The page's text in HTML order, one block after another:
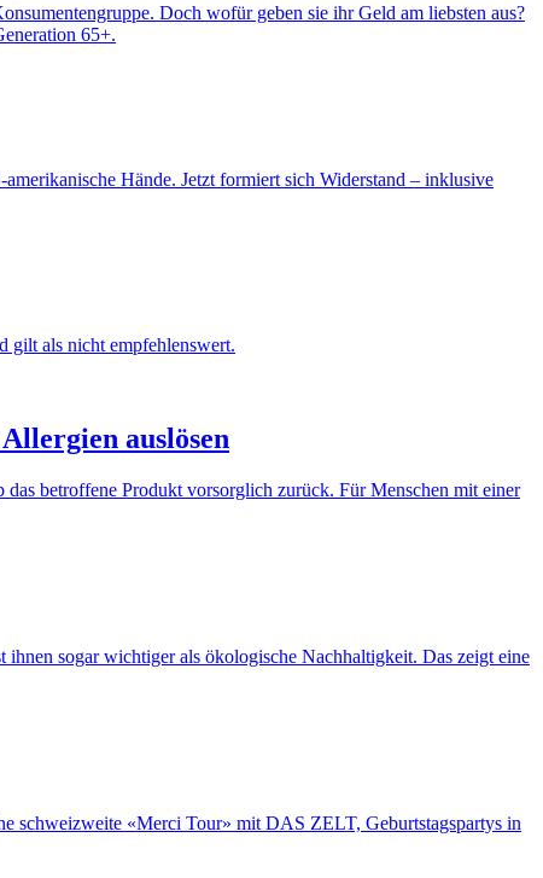
Doch wofür geben sie ihr Geld am liebsten aus?
65+.
Hände. Jetzt formiert sich Widerstand – inklusive
gilt als nicht empfehlenswert.
auslösen
betroffene Produkt vorsorglich zurück. Für Menschen mit einer
sogar wichtiger als ökologische Nachhaltigkeit. Das zeigt eine
schweizweite «Merci Tour» mit DAS ZELT, Geburtstagspartys in